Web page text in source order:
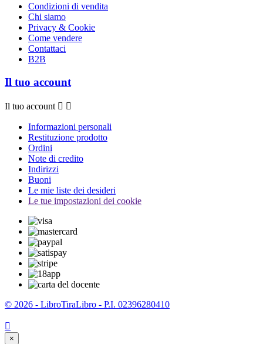
Condizioni di vendita
Chi siamo
Privacy & Cookie
Come vendere
Contattaci
B2B
Il tuo account
Il tuo account  
Informazioni personali
Restituzione prodotto
Ordini
Note di credito
Indirizzi
Buoni
Le mie liste dei desideri
Le tue impostazioni dei cookie
© 2026 - LibroTiraLibro - P.I. 02396280410

×